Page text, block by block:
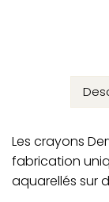
Les crayons
fabrication
aquarellés sur